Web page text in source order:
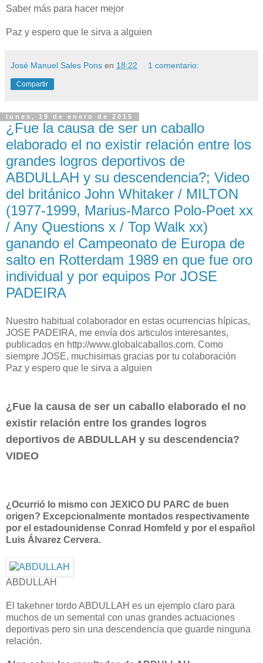
Saber más para hacer mejor
Paz y espero que le sirva a alguien
José Manuel Sales Pons en 18:22 1 comentario:
Compartir
lunes, 19 de enero de 2015
¿Fue la causa de ser un caballo
elaborado el no existir relación entre los
grandes logros deportivos de
ABDULLAH y su descendencia?; Video
del británico John Whitaker / MILTON
(1977-1999, Marius-Marco Polo-Poet xx
/ Any Questions x / Top Walk xx)
ganando el Campeonato de Europa de
salto en Rotterdam 1989 en que fue oro
individual y por equipos Por JOSE
PADEIRA
Nuestro habitual colaborador en estas ocurrencias hípicas,
JOSE PADEIRA, me envía dos articulos interesantes,
publicados en http://www.globalcaballos.com. Como
siempre JOSE, muchisimas gracias por tu colaboración
Paz y espero que le sirva a alguien
¿Fue la causa de ser un caballo elaborado el no
existir relación entre los grandes logros
deportivos de ABDULLAH y su descendencia?
VIDEO
¿Ocurrió lo mismo con JEXICO DU PARC de buen
origen? Excepcionalmente montados respectivamente
por el estadounidense Conrad Homfeld y por el español
Luis Álvarez Cervera.
ABDULLAH
El takehner tordo ABDULLAH es un ejemplo claro para
muchos de un semental con unas grandes actuaciones
deportivas pero sin una descendencia que guarde ninguna
relación.